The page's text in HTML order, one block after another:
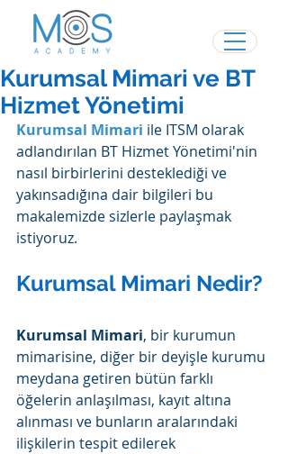
Kurumsal Mimari ve BT
Hizmet Yönetimi
Kurumsal Mimari ile ITSM olarak
adlandırılan BT Hizmet Yönetimi'nin
nasıl birbirlerini desteklediği ve
yakınsadığına dair bilgileri bu
makalemizde sizlerle paylaşmak
istiyoruz.
Kurumsal Mimari Nedir?
Kurumsal Mimari, bir kurumun
mimarisine, diğer bir deyişle kurumu
meydana getiren bütün farklı
öğelerin anlaşılması, kayıt altına
alınması ve bunların aralarındaki
ilişkilerin tespit edilerek